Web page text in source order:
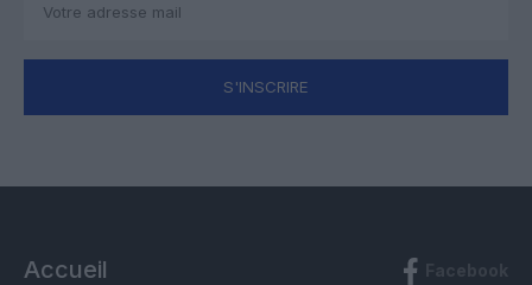
S'INSCRIRE
Accueil